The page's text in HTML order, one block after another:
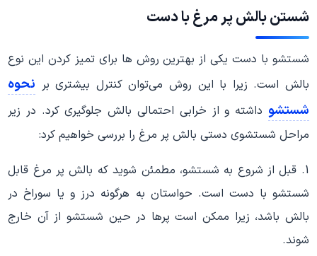
شستن بالش پر مرغ با دست
شستشو با دست یکی از بهترین روش ها برای تمیز کردن این نوع
بالش است. زیرا با این روش می‌توان کنترل بیشتری بر نحوه
شستشو داشته و از خرابی احتمالی بالش جلوگیری کرد. در زیر
مراحل شستشوی دستی بالش پر مرغ را بررسی خواهیم کرد:
1. قبل از شروع به شستشو، مطمئن شوید که بالش پر مرغ قابل
شستشو با دست است. حواستان به هرگونه درز و یا سوراخ در
بالش باشد، زیرا ممکن است پرها در حین شستشو از آن خارج
شوند.